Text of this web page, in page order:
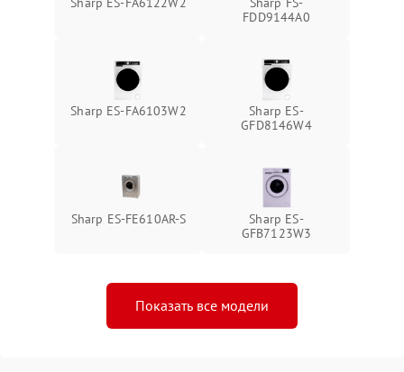
FDD9144A0
Sharp ES-FA6103W2
Sharp ES-
GFD8146W4
Sharp ES-FE610AR-S
Sharp ES-
GFB7123W3
Показать все модели